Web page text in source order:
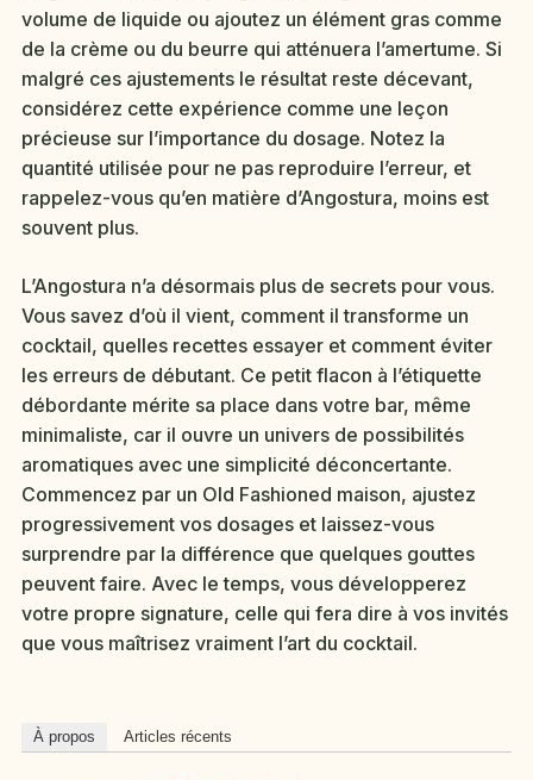
volume de liquide ou ajoutez un élément gras comme
de la crème ou du beurre qui atténuera l’amertume. Si
malgré ces ajustements le résultat reste décevant,
considérez cette expérience comme une leçon
précieuse sur l’importance du dosage. Notez la
quantité utilisée pour ne pas reproduire l’erreur, et
rappelez-vous qu’en matière d’Angostura, moins est
souvent plus.
L’Angostura n’a désormais plus de secrets pour vous.
Vous savez d’où il vient, comment il transforme un
cocktail, quelles recettes essayer et comment éviter
les erreurs de débutant. Ce petit flacon à l’étiquette
débordante mérite sa place dans votre bar, même
minimaliste, car il ouvre un univers de possibilités
aromatiques avec une simplicité déconcertante.
Commencez par un Old Fashioned maison, ajustez
progressivement vos dosages et laissez-vous
surprendre par la différence que quelques gouttes
peuvent faire. Avec le temps, vous développerez
votre propre signature, celle qui fera dire à vos invités
que vous maîtrisez vraiment l’art du cocktail.
À propos Articles récents